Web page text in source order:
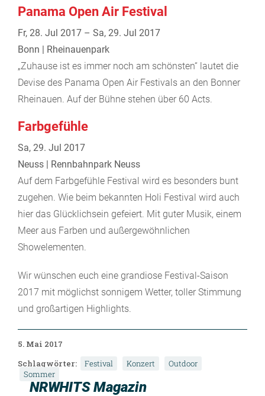
Panama Open Air Festival
Fr, 28. Jul 2017 – Sa, 29. Jul 2017
Bonn | Rheinauenpark
„Zuhause ist es immer noch am schönsten“ lautet die
Devise des Panama Open Air Festivals an den Bonner
Rheinauen. Auf der Bühne stehen über 60 Acts.
Farbgefühle
Sa, 29. Jul 2017
Neuss | Rennbahnpark Neuss
Auf dem Farbgefühle Festival wird es besonders bunt
zugehen. Wie beim bekannten Holi Festival wird auch
hier das Glücklichsein gefeiert. Mit guter Musik, einem
Meer aus Farben und außergewöhnlichen
Showelementen.
Wir wünschen euch eine grandiose Festival-Saison
2017 mit möglichst sonnigem Wetter, toller Stimmung
und großartigen Highlights.
5. Mai 2017
Schlagwörter:
Festival Konzert
Outdoor
Sommer
NRWHITS Magazin